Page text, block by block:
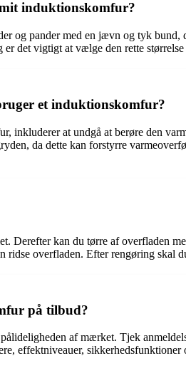
induktionskomfur?
og pander med en jævn og tyk
det vigtigt at vælge den rette
et induktionskomfur?
inkluderer at undgå at berøre den
da dette kan forstyrre
Derefter kan du tørre af overfladen
ridse overfladen. Efter rengøring
på tilbud?
af mærket. Tjek
effektniveauer,